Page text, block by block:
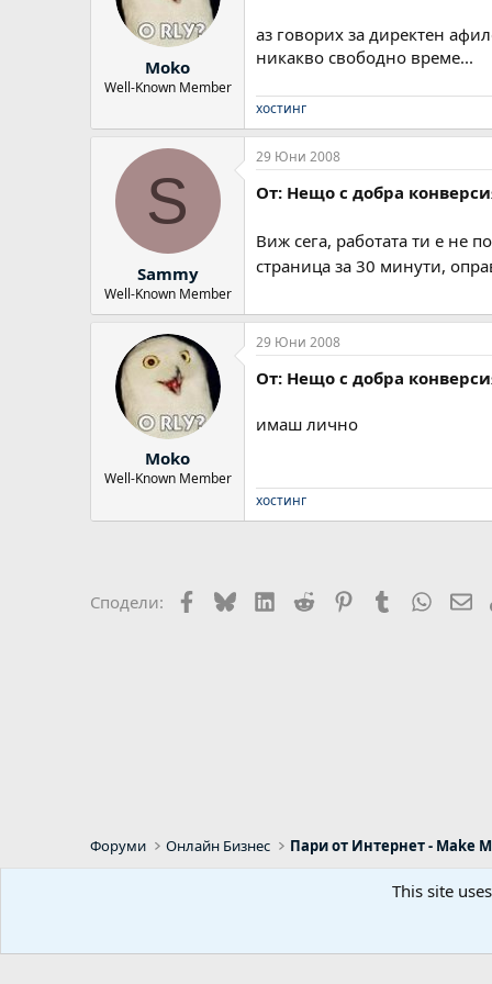
Moko
Well-Known Member
аз говорих за директен
никакво свободно време...
хостинг
S
Sammy
Well-Known Member
29 Юни 2008
От: Нещо с добра
Виж сега, работата ти е не
страница за 30 минути,
Moko
Well-Known Member
29 Юни 2008
От: Нещо с добра
имаш лично
хостинг
Сподели: Facebook
BlueskyLinkedIn
Reddit PinterestTumblr
Форуми Онлайн Бизнес Пари от Интернет - Make
This site